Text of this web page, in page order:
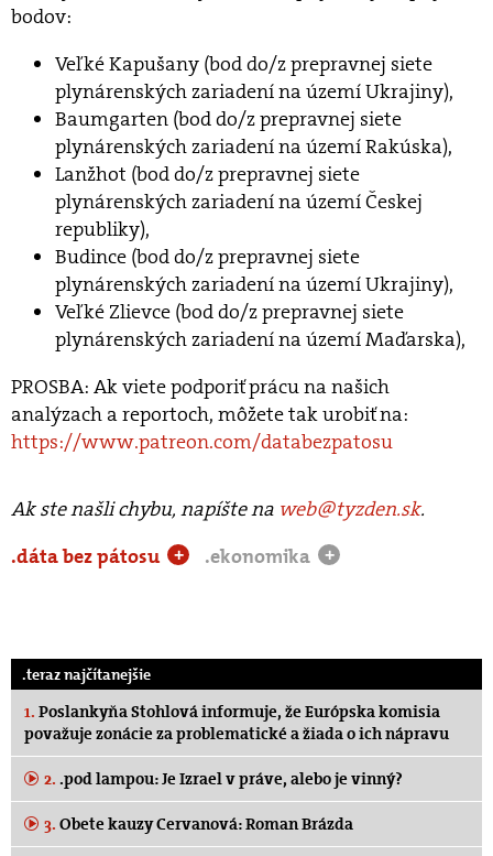
bodov:
Veľké Kapušany (bod do/z prepravnej siete
plynárenských zariadení na území Ukrajiny),
Baumgarten (bod do/z prepravnej siete
plynárenských zariadení na území Rakúska),
Lanžhot (bod do/z prepravnej siete
plynárenských zariadení na území Českej
republiky),
Budince (bod do/z prepravnej siete
plynárenských zariadení na území Ukrajiny),
Veľké Zlievce (bod do/z prepravnej siete
plynárenských zariadení na území Maďarska),
PROSBA: Ak viete podporiť prácu na našich
analýzach a reportoch, môžete tak urobiť na:
https://www.patreon.com/databezpatosu
Ak ste našli chybu, napíšte na web@tyzden.sk.
.dáta bez pátosu
+ .ekonomika +
.teraz najčítanejšie
1. Poslankyňa Stohlová informuje, že Európska komisia
považuje zonácie za problematické a žiada o ich nápravu
2. .pod lampou: Je Izrael v práve, alebo je vinný?
3. Obete kauzy Cervanová: Roman Brázda